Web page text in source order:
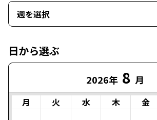
週を選択
日から選ぶ
2026年 8 月
月 火 水 木 金